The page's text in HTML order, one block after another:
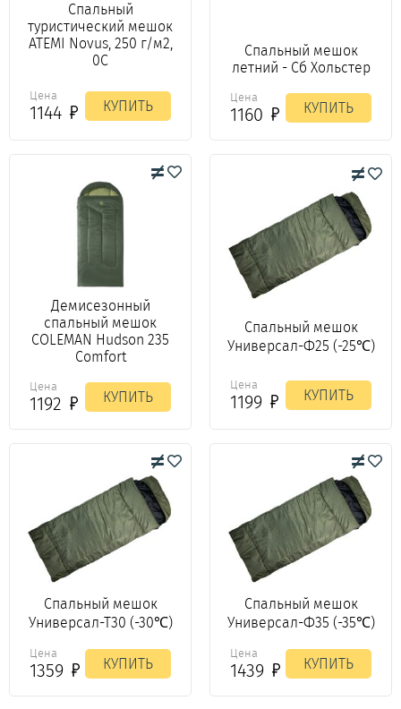
Спальный
туристический мешок
ATEMI Novus, 250 г/м2,
0C
Цена
1144 КУПИТЬ
Спальный мешок
летний - Сб Хольстер
Цена
1160 КУПИТЬ
Демисезонный
спальный мешок
COLEMAN Hudson 235
Comfort
Цена
1192 КУПИТЬ
Спальный мешок
Универсал-Ф25 (-25℃)
Цена
1199 КУПИТЬ
Спальный мешок
Универсал-Т30 (-30℃)
Цена
1359 КУПИТЬ
Спальный мешок
Универсал-Ф35 (-35℃)
Цена
1439 КУПИТЬ